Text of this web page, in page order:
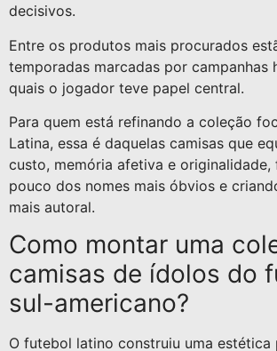
decisivos.
Entre os produtos mais procurados
temporadas marcadas por campanhas
quais o jogador teve papel central.
Para quem está refinando a coleção
Latina, essa é daquelas camisas que
custo, memória afetiva e originalidade,
pouco dos nomes mais óbvios e
mais autoral.
Como montar uma
camisas de ídolos do
sul-americano?
O futebol latino construiu uma estética